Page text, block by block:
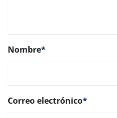
Nombre*
Correo electrónico*